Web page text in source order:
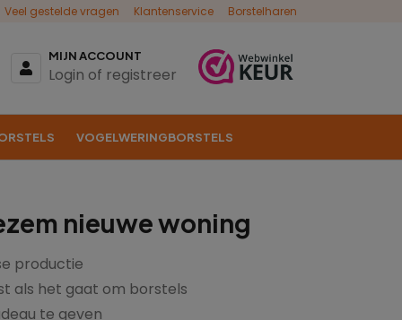
Veel gestelde vragen Klantenservice Borstelharen
MIJN ACCOUNT
Login of registreer
VOGELWERINGBORSTELS
nieuwe woning
productie
als het gaat om borstels
te geven